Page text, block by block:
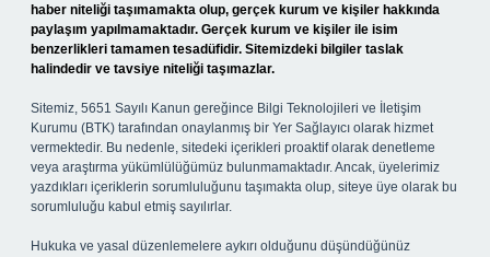
haber niteliği taşımamakta olup, gerçek kurum ve kişiler hakkında
paylaşım yapılmamaktadır. Gerçek kurum ve kişiler ile isim
benzerlikleri tamamen tesadüfidir. Sitemizdeki bilgiler taslak
halindedir ve tavsiye niteliği taşımazlar.
Sitemiz, 5651 Sayılı Kanun gereğince Bilgi Teknolojileri ve İletişim
Kurumu (BTK) tarafından onaylanmış bir Yer Sağlayıcı olarak hizmet
vermektedir. Bu nedenle, sitedeki içerikleri proaktif olarak denetleme
veya araştırma yükümlülüğümüz bulunmamaktadır. Ancak, üyelerimiz
yazdıkları içeriklerin sorumluluğunu taşımakta olup, siteye üye olarak bu
sorumluluğu kabul etmiş sayılırlar.
Hukuka ve yasal düzenlemelere aykırı olduğunu düşündüğünüz